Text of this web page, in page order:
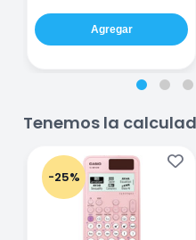
Agregar
Tenemos la
-25%